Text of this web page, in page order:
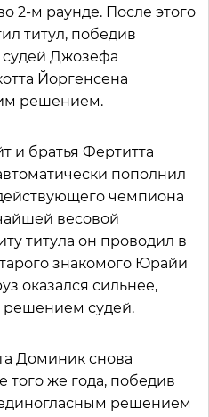
2-м раунде. После этого
титул, победив
Джозефа
Йоргенсена
решением.
и братья Фертитта
пополнил
чемпиона
весовой
титула он проводил в
знакомого Юрайи
оказался сильнее,
решением судей.
Доминик снова
того же года, победив
решением